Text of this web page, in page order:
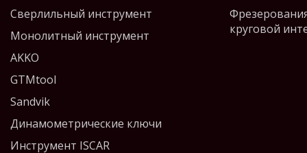
Сверлильный инструмент
Монолитный инструмент
AKKO
GTMtool
Sandvik
Динамометрические ключи
Инструмент ISCAR
круговой